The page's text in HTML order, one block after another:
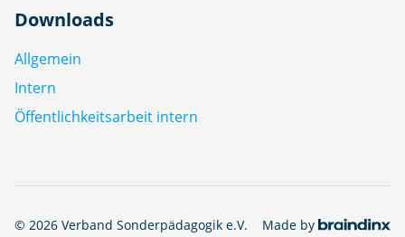
Downloads
Allgemein
Intern
Öffentlichkeitsarbeit intern
© 2026 Verband Sonderpädagogik e.V. Made by